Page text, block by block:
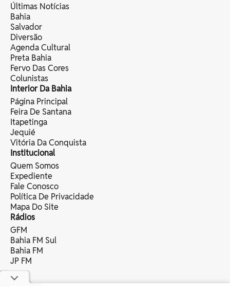
Últimas Notícias
Bahia
Salvador
Diversão
Agenda Cultural
Preta Bahia
Fervo Das Cores
Colunistas
Interior Da Bahia
Página Principal
Feira De Santana
Itapetinga
Jequié
Vitória Da Conquista
Institucional
Quem Somos
Expediente
Fale Conosco
Política De Privacidade
Mapa Do Site
Rádios
GFM
Bahia FM Sul
Bahia FM
JP FM